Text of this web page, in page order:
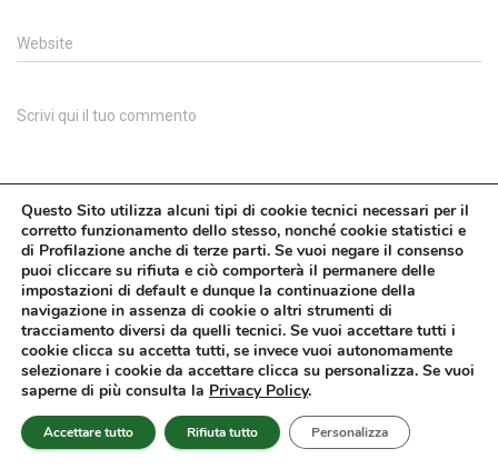
Website
Scrivi qui il tuo commento
Questo Sito utilizza alcuni tipi di cookie tecnici necessari per il
corretto funzionamento dello stesso, nonché cookie statistici e
di Profilazione anche di terze parti. Se vuoi negare il consenso
puoi cliccare su rifiuta e ciò comporterà il permanere delle
impostazioni di default e dunque la continuazione della
navigazione in assenza di cookie o altri strumenti di
tracciamento diversi da quelli tecnici. Se vuoi accettare tutti i
cookie clicca su accetta tutti, se invece vuoi autonomamente
selezionare i cookie da accettare clicca su personalizza. Se vuoi
saperne di più consulta la Privacy Policy.
Accettare tutto Rifiuta tutto Personalizza